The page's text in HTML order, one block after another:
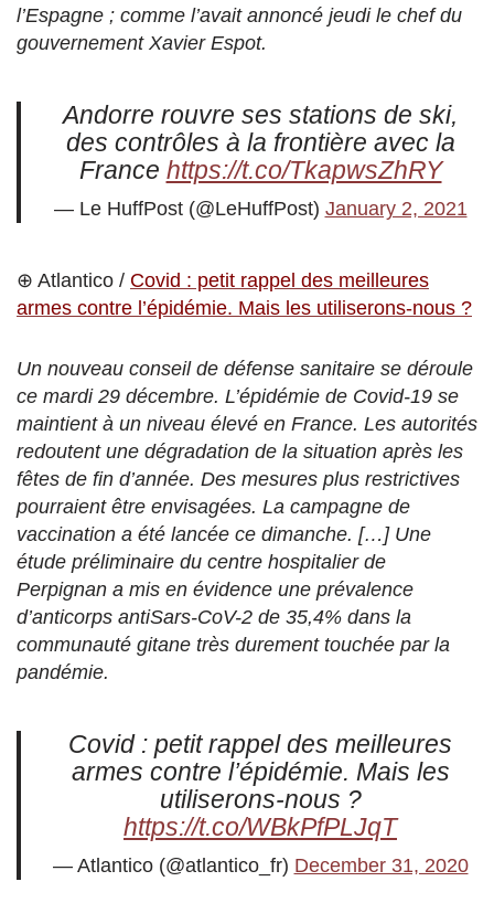
l’Espagne ; comme l’avait annoncé jeudi le chef du
gouvernement Xavier Espot.
Andorre rouvre ses stations de ski,
des contrôles à la frontière avec la
France https://t.co/TkapwsZhRY
— Le HuffPost (@LeHuffPost) January 2, 2021
⊕ Atlantico / Covid : petit rappel des meilleures
armes contre l’épidémie. Mais les utiliserons-nous ?
Un nouveau conseil de défense sanitaire se déroule
ce mardi 29 décembre. L’épidémie de Covid-19 se
maintient à un niveau élevé en France. Les autorités
redoutent une dégradation de la situation après les
fêtes de fin d’année. Des mesures plus restrictives
pourraient être envisagées. La campagne de
vaccination a été lancée ce dimanche. […] Une
étude préliminaire du centre hospitalier de
Perpignan a mis en évidence une prévalence
d’anticorps antiSars-CoV-2 de 35,4% dans la
communauté gitane très durement touchée par la
pandémie.
Covid : petit rappel des meilleures
armes contre l’épidémie. Mais les
utiliserons-nous ?
https://t.co/WBkPfPLJqT
— Atlantico (@atlantico_fr) December 31, 2020